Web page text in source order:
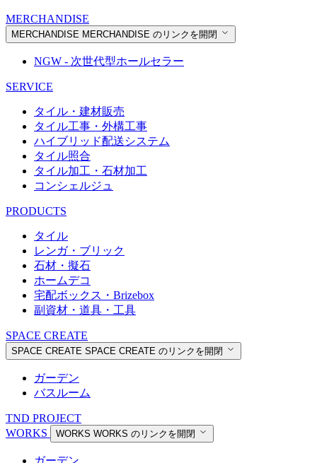
MERCHANDISE
MERCHANDISE MERCHANDISE のリンクを開閉
NGW - 次世代型ホールセラー
SERVICE
タイル・建材販売
タイル工事・外構工事
ハイブリッド配送システム
タイル照合
タイル加工・石材加工
コンシェルジュ
PRODUCTS
タイル
レンガ・ブリック
石材・擬石
ホームデコ
宅配ボックス・Brizebox
副資材・道具・工具
SPACE CREATE
SPACE CREATE SPACE CREATE のリンクを開閉
ガーデン
バスルーム
TND PROJECT
WORKS
WORKS WORKS のリンクを開閉
ガーデン